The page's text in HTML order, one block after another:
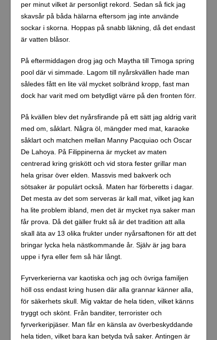
per minut vilket är personligt rekord. Sedan så fick jag
skavsår på båda hälarna eftersom jag inte använde
sockar i skorna. Hoppas på snabb läkning, då det endast
är vatten blåsor.
På eftermiddagen drog jag och Maytha till Timoga spring
pool där vi simmade. Lagom till nyårskvällen hade man
således fått en lite väl mycket solbränd kropp, fast man
dock har varit med om betydligt värre på den fronten förr.
På kvällen blev det nyårsfirande på ett sätt jag aldrig varit
med om, såklart. Några öl, mängder med mat, karaoke
såklart och matchen mellan Manny Pacquiao och Oscar
De Lahoya. På Filippinerna är mycket av maten
centrerad kring griskött och vid stora fester grillar man
hela grisar över elden. Massvis med bakverk och
sötsaker är populärt också. Maten har förberetts i dagar.
Det mesta av det som serveras är kall mat, vilket jag kan
ha lite problem ibland, men det är mycket nya saker man
får prova. Då det gäller frukt så är det tradition att alla
skall äta av 13 olika frukter under nyårsaftonen för att det
bringar lycka hela nästkommande år. Själv är jag bara
uppe i fyra eller fem så här långt.
Fyrverkerierna var kaotiska och jag och övriga familjen
höll oss endast kring husen där alla grannar känner alla,
för säkerhets skull. Mig vaktar de hela tiden, vilket känns
tryggt och skönt. Från banditer, terrorister och
fyrverkeripjäser. Man får en känsla av överbeskyddande
hela tiden, vilket bara kan betyda två saker. Antingen är